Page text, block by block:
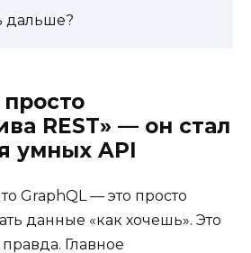
дальше?
REST» — он стал
умных API
GraphQL — это просто
данные «как хочешь». Это
Главное